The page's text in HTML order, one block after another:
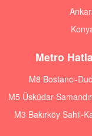
Metro
M8 Bostancı-
M5 Üsküdar-
M3 Bakırköy Sahil-